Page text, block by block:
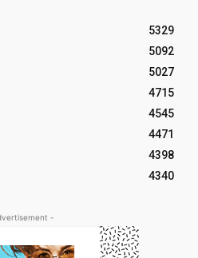
5329
5092
5027
4715
4545
4471
4398
4340
-